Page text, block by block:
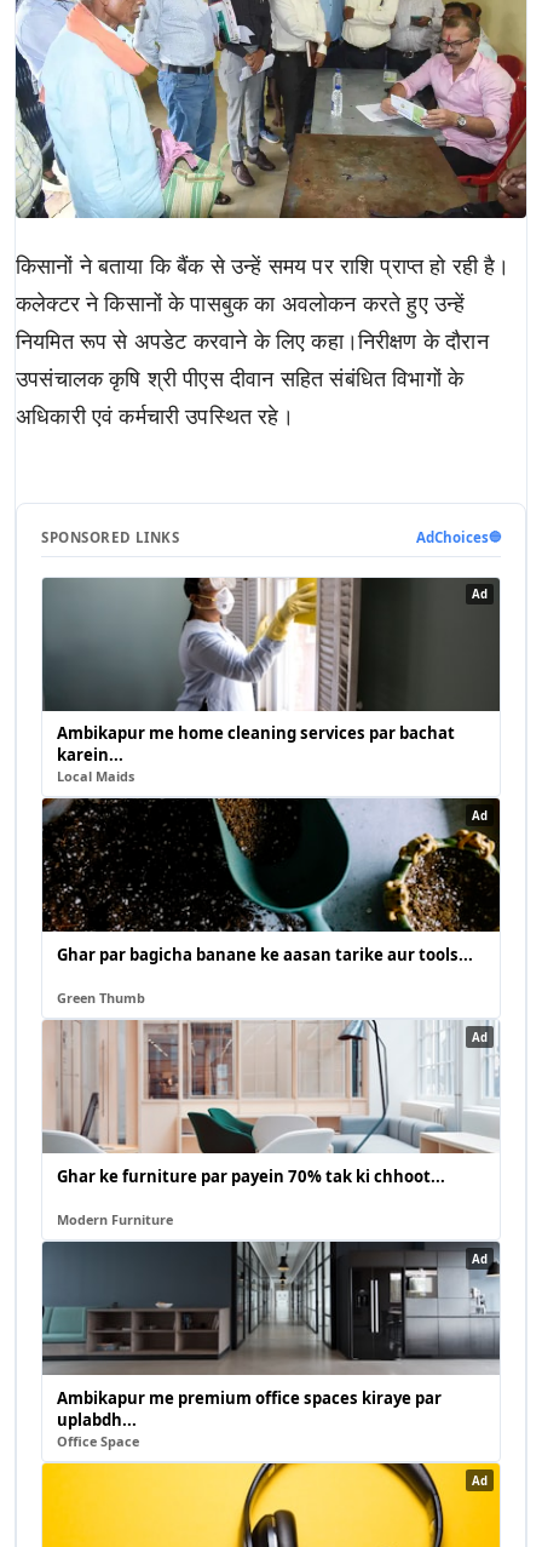
किसानों ने बताया कि बैंक से उन्हें समय पर राशि प्राप्त हो रही है।
कलेक्टर ने किसानों के पासबुक का अवलोकन करते हुए उन्हें
नियमित रूप से अपडेट करवाने के लिए कहा।निरीक्षण के दौरान
उपसंचालक कृषि श्री पीएस दीवान सहित संबंधित विभागों के
अधिकारी एवं कर्मचारी उपस्थित रहे।
SPONSORED LINKS AdChoices🔵
Ad
Ambikapur me home cleaning services par bachat
karein...
Local Maids
Ad
Ghar par bagicha banane ke aasan tarike aur tools...
Green Thumb
Ad
Ghar ke furniture par payein 70% tak ki chhoot...
Modern Furniture
Ad
Ambikapur me premium office spaces kiraye par
uplabdh...
Office Space
Ad